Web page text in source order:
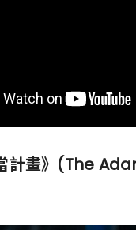
計畫》(The